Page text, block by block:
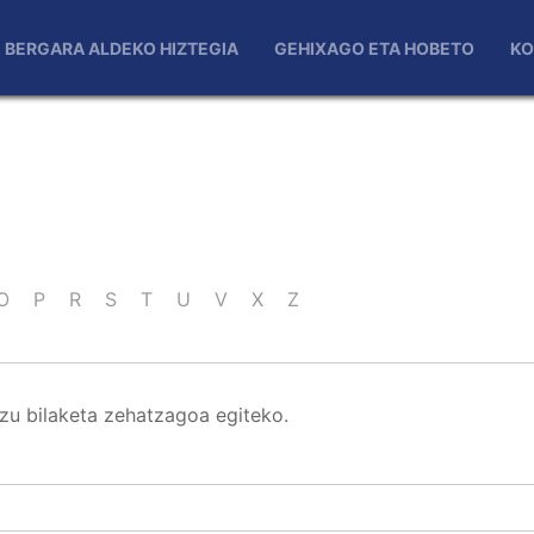
BERGARA ALDEKO HIZTEGIA GEHIXAGO ETA HOBETO
P R S T U V X Z
bilaketa zehatzagoa egiteko.